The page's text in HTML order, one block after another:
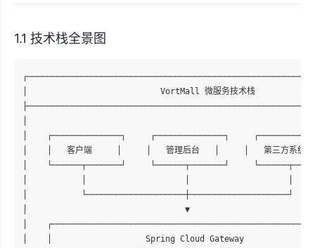
1.1 技术栈全景图
│                           VortMall 微服务技术栈
│    ┌──────────────┐     ┌──────────────┐
│    │   客户端     │     │   管理后台   │     │   第三方
│    └──────┬───────┘     └──────┬───────┘
│
│                                ▼
│
│    │                   Spring Cloud Gateway